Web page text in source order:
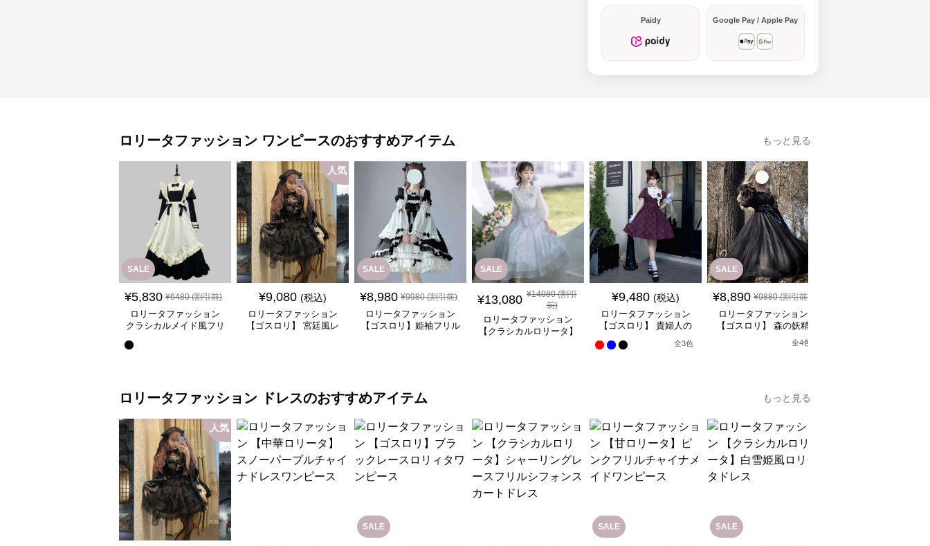
Paidy Google Pay / Apple Pay
ロリータファッション ワンピースのおすすめアイテム もっと見る
SALE
¥5,830 ¥6480(割引前)
ロリータファッション
クラシカルメイド風フリ
人気
¥9,080 (税込)
ロリータファッション
【ゴスロリ】 宮廷風レ
SALE
¥8,980 ¥9980(割引前)
ロリータファッション
【ゴスロリ】姫袖フリル
SALE
¥13,080 ¥14080(割引
前)
ロリータファッション
【クラシカルロリータ】
¥9,480 (税込)
ロリータファッション
【ゴスロリ】 貴婦人の
優雅なティータイムドレ
全3色
SALE
¥8,890 ¥9880(割引前)
ロリータファッション
【ゴスロリ】 森の妖精
風ゴシックロリータワン
全4色
ロリータファッション ドレスのおすすめアイテム もっと見る
人気
SALE SALE SALE